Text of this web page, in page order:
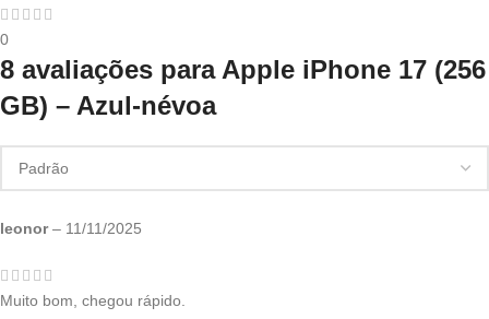
0
8 avaliações para Apple iPhone 17 (256
GB) – Azul-névoa
leonor– 11/11/2025
Muito bom, chegou rápido.